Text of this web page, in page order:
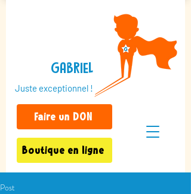
GABRIEL
Juste exceptionnel !
Faire un DON
Boutique en ligne
Post